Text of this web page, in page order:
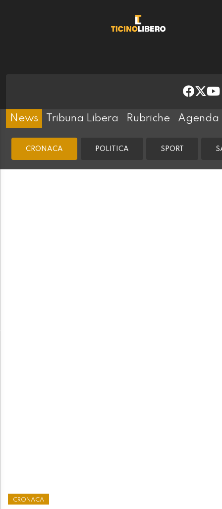
News Tribuna Libera Rubriche Agenda
CRONACA POLITICA SPORT
CRONACA